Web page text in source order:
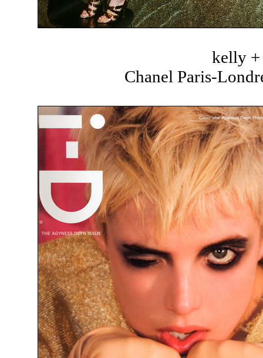
kelly +
Chanel Paris-